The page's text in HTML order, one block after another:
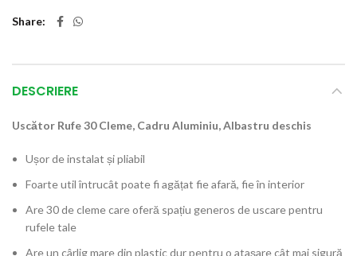
Share
DESCRIERE
Uscător Rufe 30 Cleme, Cadru Aluminiu, Albastru deschis
Ușor de instalat și pliabil
Foarte util întrucât poate fi agățat fie afară, fie în interior
Are 30 de cleme care oferă spațiu generos de uscare pentru
rufele tale
Are un cârlig mare din plastic dur pentru o atașare cât mai sigură